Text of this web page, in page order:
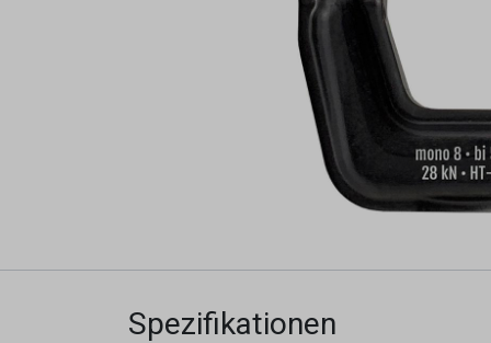
Spezifikationen